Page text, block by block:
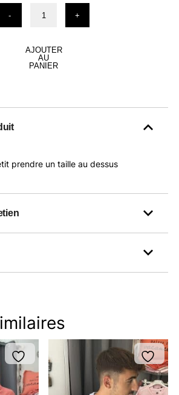
-
courtes
chic
taupe
+
AJOUTER
AU
PANIER
prendre un taille au dessus